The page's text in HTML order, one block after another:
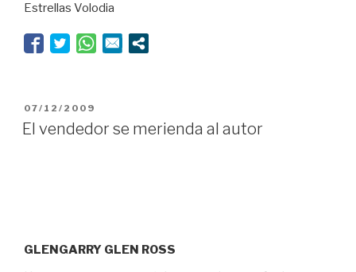
a
Estrellas Volodia
PUBLICADO
EL
07/12/2009
El vendedor se merienda al autor
GLENGARRY GLEN ROSS